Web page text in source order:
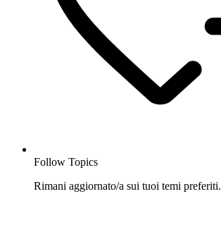
Follow Topics
Rimani aggiornato/a sui tuoi temi preferiti.